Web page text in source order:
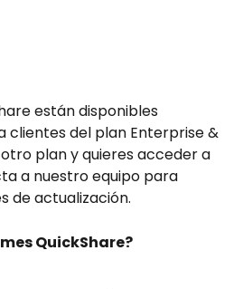
están disponibles
clientes del plan Enterprise &
otro plan y quieres acceder a
a nuestro equipo para
de actualización.
QuickShare?